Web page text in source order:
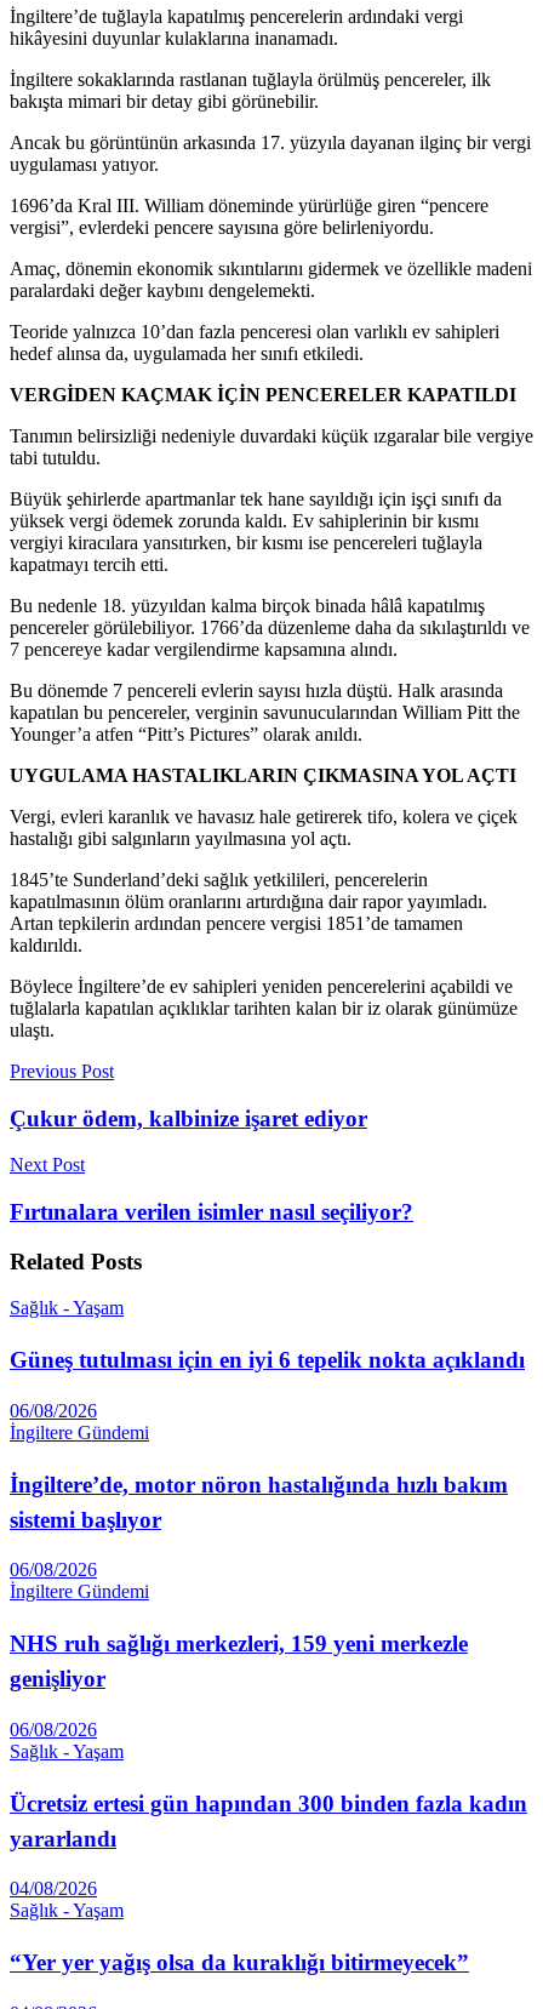
İngiltere’de tuğlayla kapatılmış pencerelerin ardındaki vergi
hikâyesini duyunlar kulaklarına inanamadı.
İngiltere sokaklarında rastlanan tuğlayla örülmüş pencereler, ilk
bakışta mimari bir detay gibi görünebilir.
Ancak bu görüntünün arkasında 17. yüzyıla dayanan ilginç bir vergi
uygulaması yatıyor.
1696’da Kral III. William döneminde yürürlüğe giren “pencere
vergisi”, evlerdeki pencere sayısına göre belirleniyordu.
Amaç, dönemin ekonomik sıkıntılarını gidermek ve özellikle madeni
paralardaki değer kaybını dengelemekti.
Teoride yalnızca 10’dan fazla penceresi olan varlıklı ev sahipleri
hedef alınsa da, uygulamada her sınıfı etkiledi.
VERGİDEN KAÇMAK İÇİN PENCERELER KAPATILDI
Tanımın belirsizliği nedeniyle duvardaki küçük ızgaralar bile vergiye
tabi tutuldu.
Büyük şehirlerde apartmanlar tek hane sayıldığı için işçi sınıfı da
yüksek vergi ödemek zorunda kaldı. Ev sahiplerinin bir kısmı
vergiyi kiracılara yansıtırken, bir kısmı ise pencereleri tuğlayla
kapatmayı tercih etti.
Bu nedenle 18. yüzyıldan kalma birçok binada hâlâ kapatılmış
pencereler görülebiliyor. 1766’da düzenleme daha da sıkılaştırıldı ve
7 pencereye kadar vergilendirme kapsamına alındı.
Bu dönemde 7 pencereli evlerin sayısı hızla düştü. Halk arasında
kapatılan bu pencereler, verginin savunucularından William Pitt the
Younger’a atfen “Pitt’s Pictures” olarak anıldı.
UYGULAMA HASTALIKLARIN ÇIKMASINA YOL AÇTI
Vergi, evleri karanlık ve havasız hale getirerek tifo, kolera ve çiçek
hastalığı gibi salgınların yayılmasına yol açtı.
1845’te Sunderland’deki sağlık yetkilileri, pencerelerin
kapatılmasının ölüm oranlarını artırdığına dair rapor yayımladı.
Artan tepkilerin ardından pencere vergisi 1851’de tamamen
kaldırıldı.
Böylece İngiltere’de ev sahipleri yeniden pencerelerini açabildi ve
tuğlalarla kapatılan açıklıklar tarihten kalan bir iz olarak günümüze
ulaştı.
Previous Post
Çukur ödem, kalbinize işaret ediyor
Next Post
Fırtınalara verilen isimler nasıl seçiliyor?
Related Posts
Sağlık - Yaşam
Güneş tutulması için en iyi 6 tepelik nokta açıklandı
06/08/2026
İngiltere Gündemi
İngiltere’de, motor nöron hastalığında hızlı bakım
sistemi başlıyor
06/08/2026
İngiltere Gündemi
NHS ruh sağlığı merkezleri, 159 yeni merkezle
genişliyor
06/08/2026
Sağlık - Yaşam
Ücretsiz ertesi gün hapından 300 binden fazla kadın
yararlandı
04/08/2026
Sağlık - Yaşam
“Yer yer yağış olsa da kuraklığı bitirmeyecek”